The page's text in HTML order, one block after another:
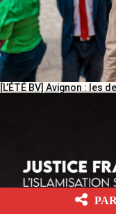
[L’ÉTÉ BV] Avignon : les